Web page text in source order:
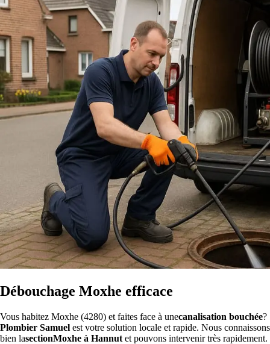
Débouchage Moxhe efficace
Vous habitez Moxhe (4280) et faites face à unecanalisation bouchée?
Plombier Samuel est votre solution locale et rapide. Nous connaissons
bien lasectionMoxhe à Hannut et pouvons intervenir très rapidement.